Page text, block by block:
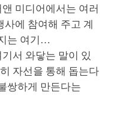
미디어에서는 여러
에 참여해 주고 계
는 여기…
기서 와닿는 말이 있
자선을 통해 돕는다
쌍하게 만든다는